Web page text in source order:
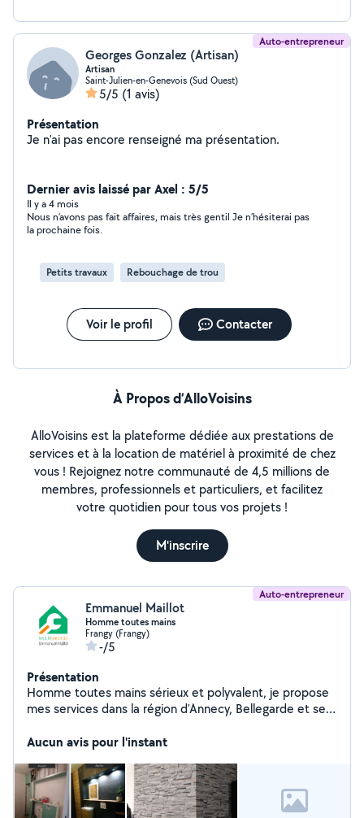
Auto-entrepreneur
Georges Gonzalez (Artisan)
Artisan
Saint-Julien-en-Genevois (Sud Ouest)
5/5 (1 avis)
Présentation
Je n'ai pas encore renseigné ma présentation.
Dernier avis laissé par Axel : 5/5
Il y a 4 mois
Nous n’avons pas fait affaires, mais très gentil Je n’hésiterai pas
la prochaine fois.
Petits travaux Rebouchage de trou
Voir le profil Contacter
À Propos d’AlloVoisins
AlloVoisins est la plateforme dédiée aux prestations de
services et à la location de matériel à proximité de chez
vous ! Rejoignez notre communauté de 4,5 millions de
membres, professionnels et particuliers, et facilitez
votre quotidien pour tous vos projets !
M'inscrire
Auto-entrepreneur
Emmanuel Maillot
Homme toutes mains
Frangy (Frangy)
-/5
Présentation
Homme toutes mains sérieux et polyvalent, je propose
mes services dans la région d'Annecy, Bellegarde et ses
débroussaillage, les petits travaux d'intérieur, le
bricolage. Ponctuel, soigneux et à l'écoute, je m'adapte
à vos besoins.
Aucun avis pour l'instant